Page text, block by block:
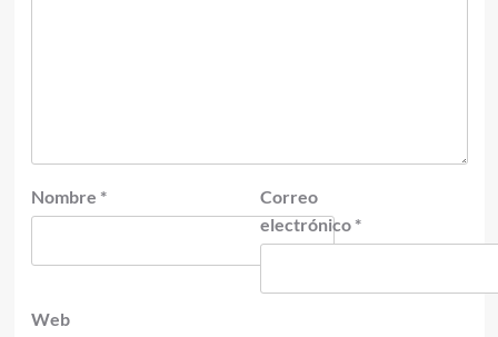
Nombre *
Correo
electrónico *
Web